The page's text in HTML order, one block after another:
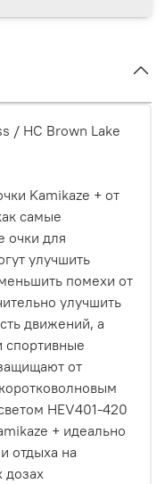
/ HC Brown Lake
Kamikaze + от
самые
очки для
улучшить
помехи от
улучшить
движений, а
спортивные
от
HEV401-420
+ идеально
отдыха на
дозах